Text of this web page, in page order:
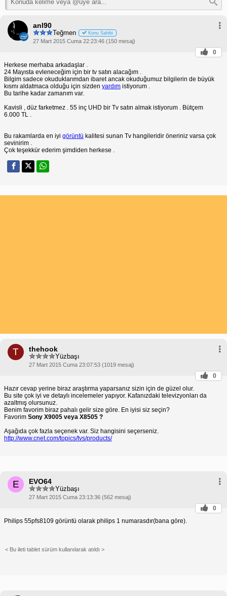
anl90
Teğmen Konu Sahibi
27 Mart 2015 Cuma 22:23:46 (150 mesaj)
0
Herkese merhaba arkadaşlar .
24 Mayısta evleneceğim için bir tv satın alacağım .
Bilgim sadece okuduklarımdan ibaret ancak okuduğumuz bilgilerin de büyük
kısmı aldatmaca olduğu için sizden yardım istiyorum .
Bu tarihe kadar zamanım var.
Kavisli , düz farketmez . 55 inç UHD bir Tv satın almak istiyorum . Bütçem
6.000 TL .
Bu rakamlarda en iyi görüntü kalitesi sunan Tv hangileridir öneriniz varsa çok
sevinirim .
Çok teşekkür ederim şimdiden herkese .
T thehook
Yüzbaşı
27 Mart 2015 Cuma 23:07:53 (1019 mesaj)
0
Hazır cevap yerine biraz araştırma yaparsanız sizin için de güzel olur.
Bu site çok iyi ve detaylı incelemeler yapıyor. Kafanızdaki televizyonları da
azaltmış olursunuz.
Benim favorim biraz pahalı gelir size göre. En iyisi siz seçin?
Favorim Sony X9005 veya X8505 ?
Aşağıda çok fazla seçenek var. Siz hangisini seçerseniz.
http://www.cnet.com/topics/tvs/products/
E EVO64
Yüzbaşı
27 Mart 2015 Cuma 23:13:36 (562 mesaj)
0
Philips 55pfs8109 görüntü olarak philips 1 numarasdır(bana göre).
< Bu ileti tablet sürüm kullanılarak atıldı >